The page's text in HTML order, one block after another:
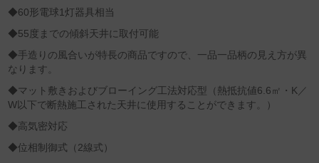
◆60形電球1灯器具相当
◆55度までの傾斜天井に取付可能
◆手造りの風合いが特長の商品ですので、一品一品柄の見え方が異
なります。
◆マット敷きおよびブローイング工法対応型（熱抵抗値6.6㎡・K／
W以下で断熱施工された天井に使用することができます。）
◆高気密対応
◆位相制御式（2線式）